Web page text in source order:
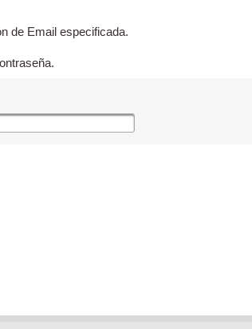
de Email especificada.